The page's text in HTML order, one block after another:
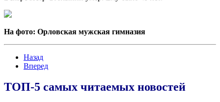
На фото: Орловская мужская гимназия
Назад
Вперед
ТОП-5 самых читаемых новостей